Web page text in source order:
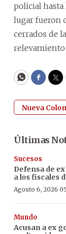
policial hasta
lugar fueron
cerrados de
Nueva
Últimas
Sucesos
Defensa de
a los fiscales
Agosto 6, 2026
Mundo
Acusan a ex